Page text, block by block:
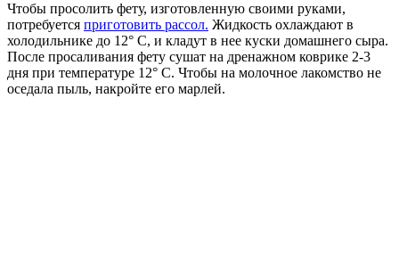
Чтобы просолить фету, изготовленную своими руками,
потребуется приготовить рассол. Жидкость охлаждают в
холодильнике до 12° С, и кладут в нее куски домашнего сыра.
После просаливания фету сушат на дренажном коврике 2-3
дня при температуре 12° С. Чтобы на молочное лакомство не
оседала пыль, накройте его марлей.